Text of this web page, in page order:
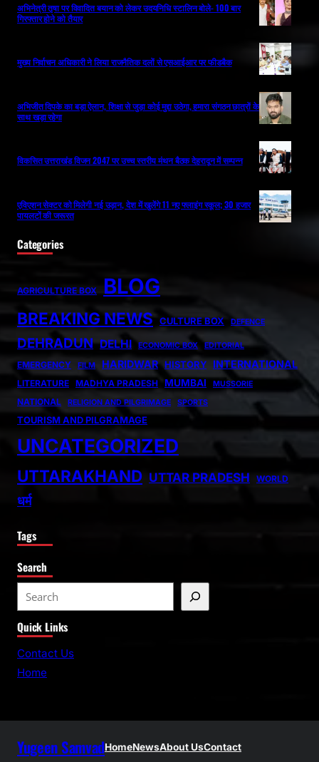
अभिनेत्री तृषा पर विवादित बयान को लेकर उदयनिधि स्टालिन बोले- 100 बार
गिरफ्तार होने को तैयार
मुख्य निर्वाचन अधिकारी ने लिया राजनैतिक दलों से एसआईआर पर फीडबैक
अभिजीत दिपके का बड़ा ऐलान, शिक्षा से जुड़ा कोई मुद्दा उठेगा, हमारा संगठन छात्रों के
साथ खड़ा रहेगा
विकसित उत्तराखंड विजन 2047 पर उच्च स्तरीय मंथन बैठक देहरादून में सम्पन्न
एविएशन सेक्टर को मिलेगी नई उड़ान, देश में खुलेंगे 11 नए फ्लाइंग स्कूल; 30 हजार
पायलटों की जरूरत
Categories
AGRICULTURE BOX BLOG
BREAKING NEWS CULTURE BOX DEFENCE
DEHRADUN DELHI ECONOMIC BOX EDITORIAL
EMERGENCY FILM HARIDWAR HISTORY INTERNATIONAL
LITERATURE MADHYA PRADESH MUMBAI MUSSORIE
NATIONAL RELIGION AND PILGRIMAGE SPORTS
TOURISM AND PILGRAMAGE
UNCATEGORIZED
UTTARAKHAND UTTAR PRADESH WORLD
धर्म
Tags
Search
e
a
r
Quick Links
Contact Us
Home
Yugeen SamvadHomeNewsAbout UsContact